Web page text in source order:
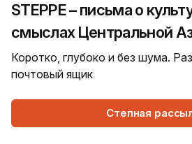
STEPPE – письма о
смыслах Центральной
Коротко, глубоко и без шума.
почтовый ящик
Степная